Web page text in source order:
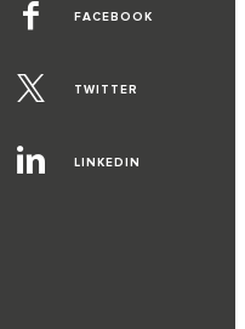
FACEBOOK
TWITTER
LINKEDIN